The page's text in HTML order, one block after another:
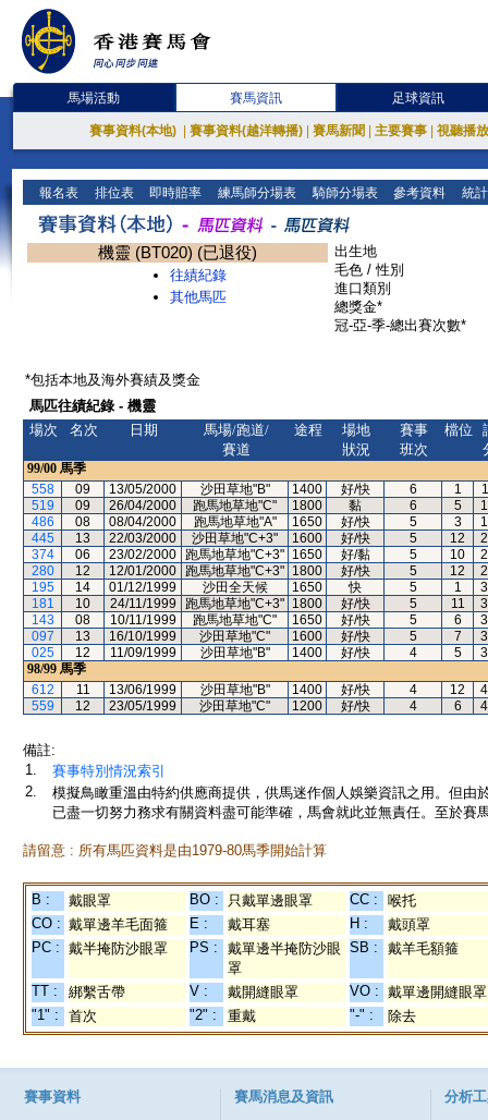
馬場活動 賽馬資訊 足球資訊
賽事資料(本地) 賽事資料(越洋轉播) 賽馬新聞 主要賽事 視聽播
報名表 排位表 即時賠率 練馬師分場表 騎師分場表 參考資料 統
機靈 (BT020) (已退役)
往績紀錄
其他馬匹
出生地
毛色 / 性別
進口類別
總獎金*
冠-亞-季-總出賽次數*
*包括本地及海外賽績及獎金
馬匹往績紀錄 - 機靈
場次
名次 日期
馬場/跑道/
賽道
途程
場地
狀況
賽事
班次
檔位
99/00 馬季
558
09 13/05/2000 沙田草地"B" 1400 好/快 6 1
519
09 26/04/2000 跑馬地草地"C" 1800 黏 6 5
486
08 08/04/2000 跑馬地草地"A" 1650 好/快 5 3
445
13 22/03/2000 沙田草地"C+3" 1600 好/快 5 12
374
06 23/02/2000 跑馬地草地"C+3" 1650 好/黏 5 10
280
12 12/01/2000 跑馬地草地"C+3" 1800 好/快 5 12
195
14 01/12/1999 沙田全天候 1650 快 5 1
181
10 24/11/1999 跑馬地草地"C+3" 1800 好/快 5 11
143
08 10/11/1999 跑馬地草地"C" 1650 好/快 5 6
097
13 16/10/1999 沙田草地"C" 1600 好/快 5 7
025
12 11/09/1999 沙田草地"B" 1400 好/快 4 5
98/99 馬季
612
11 13/06/1999 沙田草地"B" 1400 好/快 4 12
559
12 23/05/1999 沙田草地"C" 1200 好/快 4 6
備註:
1.
賽事特別情況索引
2.
模擬鳥瞰重溫由特約供應商提供，供馬迷作個人娛樂資訊之用。但
已盡一切努力務求有關資料盡可能準確，馬會就此並無責任。至於賽
請留意 : 所有馬匹資料是由1979-80馬季開始計算
B : 戴眼罩 BO : 只戴單邊眼罩 CC :
喉托
CO : 戴單邊羊毛面箍 E : 戴耳塞 H :
戴頭罩
PC : 戴半掩防沙眼罩 PS :
戴單邊半掩防沙眼
罩
SB : 戴羊毛額箍
TT : 綁繫舌帶 V : 戴開縫眼罩 VO : 戴單邊開縫眼罩
"1" :
首次 "2" : 重戴 "-" : 除去
賽事資料 賽馬消息及資訊 分析